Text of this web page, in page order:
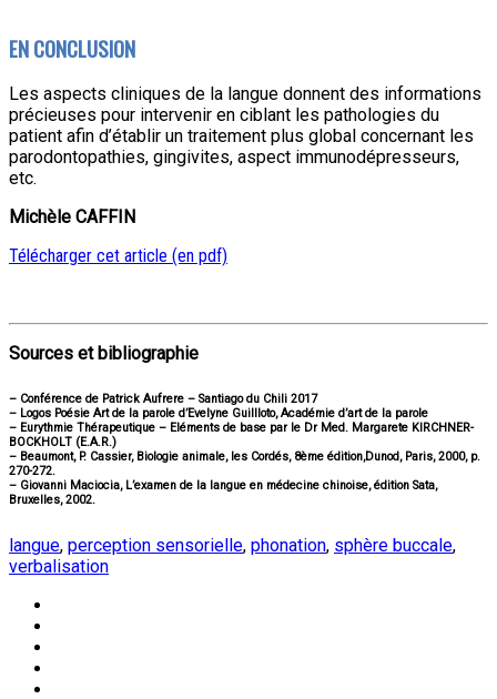
EN CONCLUSION
Les aspects cliniques de la langue donnent des informations
précieuses pour intervenir en ciblant les pathologies du
patient afin d’établir un traitement plus global concernant les
parodontopathies, gingivites, aspect immunodépresseurs,
etc.
Michèle CAFFIN
Télécharger cet article (en pdf)
Sources et bibliographie
– Conférence de Patrick Aufrere – Santiago du Chili 2017
– Logos Poésie Art de la parole d’Evelyne Guillloto, Académie d’art de la parole
– Eurythmie Thérapeutique – Eléments de base par le Dr Med. Margarete KIRCHNER-
BOCKHOLT (E.A.R.)
– Beaumont, P. Cassier, Biologie animale, les Cordés, 8ème édition,Dunod, Paris, 2000, p.
270-272.
– Giovanni Maciocia, L’examen de la langue en médecine chinoise, édition Sata,
Bruxelles, 2002.
langue, perception sensorielle, phonation, sphère buccale,
verbalisation